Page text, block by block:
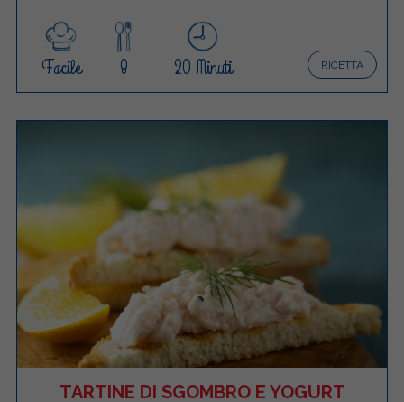
RICETTA
Facile 8 20 Minuti
TARTINE DI SGOMBRO E YOGURT